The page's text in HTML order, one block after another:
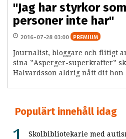
"Jag har styrkor
personer inte har"
2016-07-28 03:00 PREMIUM
Journalist, bloggare och flitigt
sina ”Asperger-superkrafter”
Halvardsson aldrig nått dit hon
Populärt innehåll idag
Skolbibliotekarie med